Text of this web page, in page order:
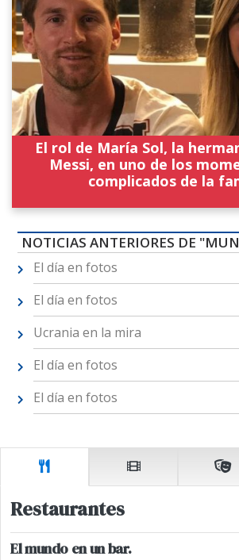
El rol de María Sol, la
Messi, en uno de los
complicados de la
NOTICIAS ANTERIORES DE
El día en fotos
El día en fotos
Ucrania en la mira
El día en fotos
El día en fotos
Restaurantes
El mundo en un bar.